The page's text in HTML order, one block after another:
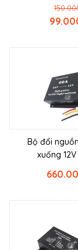
Bộ đổi
xuống 12V